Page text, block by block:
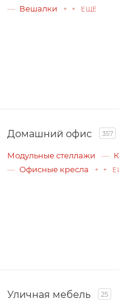
Вешалки
+ + ЕЩЕ
Домашний офис 357
Модульные стеллажи
Офисные кресла
+ +
Уличная мебель 25